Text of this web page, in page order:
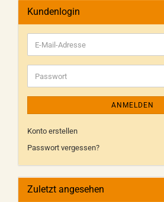
Kundenlogin
ANMELDEN
Konto erstellen
Passwort vergessen?
Zuletzt angesehen